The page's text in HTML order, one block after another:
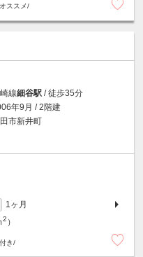
ススメ/
線細谷駅 / 徒歩35分
年9月 / 2階建
市新井町
1ヶ月
2 ）
き/